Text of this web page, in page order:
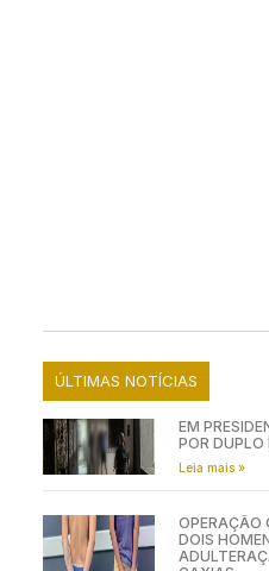
ÚLTIMAS NOTÍCIAS
EM
POR DUPLO
Leia mais »
OPERAÇÃO
DOIS